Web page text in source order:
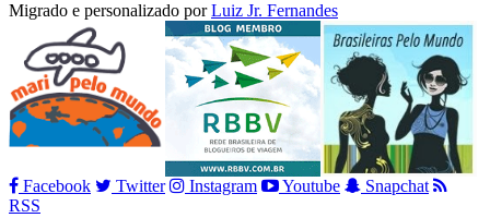
Migrado e personalizado porLuiz Jr. Fernandes
Facebook Twitter Instagram Youtube
Snapchat
RSS